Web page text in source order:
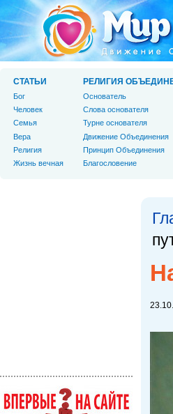
СТАТЬИ
Бог
Человек
Cемья
Вера
Религия
Жизнь вечная
РЕЛИГИЯ
Основатель
Слова основателя
Турне основателя
Движение Объединения
Принцип Объединения
Благословение